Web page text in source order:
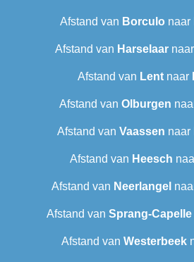
Afstand van Borculo naar
Afstand van Harselaar naar
Afstand van Lent naar
Afstand van Olburgen
Afstand van Vaassen naar
Afstand van Heesch
Afstand van Neerlangel
Afstand van Sprang-Capelle
Afstand van Westerbeek